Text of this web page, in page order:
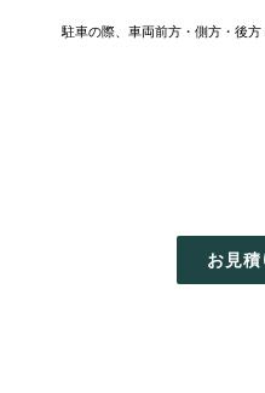
駐車の際、車両前方・側方・後方
お見積